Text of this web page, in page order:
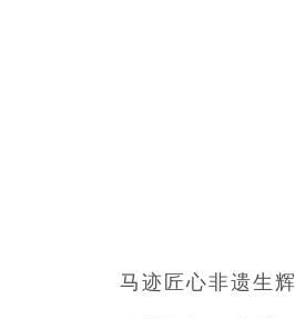
马迹匠心非遗生辉